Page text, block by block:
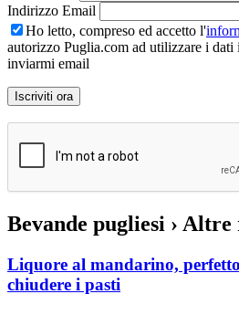
Indirizzo Email
Ho letto, compreso ed accetto l'
autorizzo Puglia.com ad utilizzare i
inviarmi email
Bevande pugliesi ›
Liquore al mandarino,
chiudere i pasti